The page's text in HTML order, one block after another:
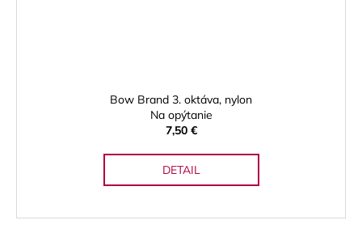
Bow Brand 3. oktáva, nylon
Na opýtanie
7,50 €
DETAIL